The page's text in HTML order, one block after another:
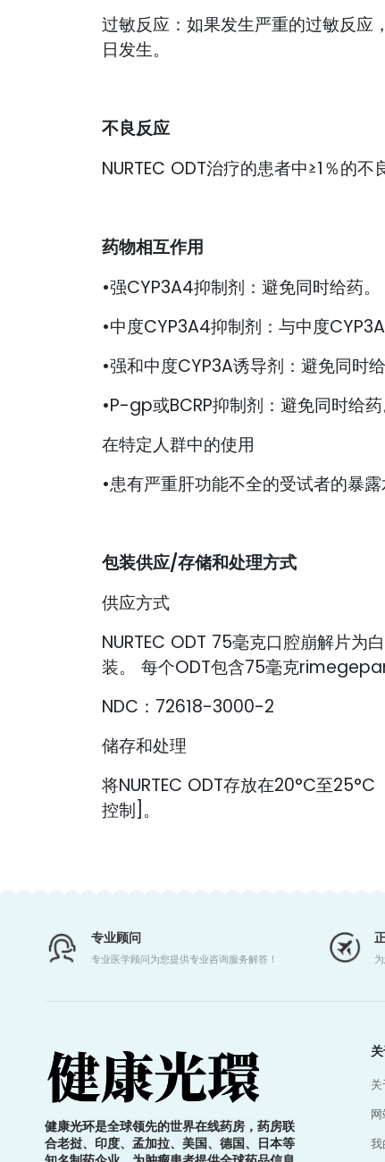
过敏反应：如果发生严重的过敏反应
日发生。
不良反应
NURTEC ODT治疗的患者中≥1％的不
药物相互作用
•强CYP3A4抑制剂：避免同时给药。
•中度CYP3A4抑制剂：与中度
•强和中度CYP3A诱导剂：避免同时给
•P-gp或BCRP抑制剂：避免同时给药
在特定人群中的使用
•患有严重肝功能不全的受试者的暴
包装供应/存储和处理方式
供应方式
NURTEC ODT 75毫克口腔崩解片为
装。 每个ODT包含75毫克
NDC：72618-3000-2
储存和处理
将NURTEC ODT存放在20°C至
控制]。
专业顾问
专业医学顾问为您提供专业咨询服务解答！
健康光环是全球领先的世界在线药房，药房联
合老挝、印度、孟加拉、美国、德国、日本等
我